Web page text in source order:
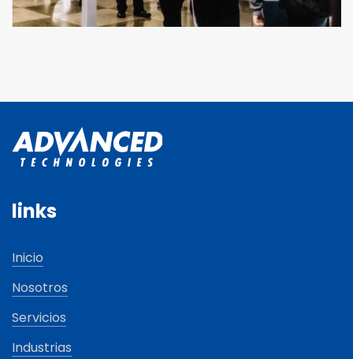
links
Inicio
Nosotros
Servicios
Industrias